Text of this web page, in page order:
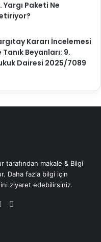
Yargı Paketi Ne
Kararı İncelemesi
Tanık Beyanları: 9.
Dairesi 2025/7089
tarafından makale & Bilgi
Daha fazla bilgi için
ziyaret edebilirsiniz.
Instagram